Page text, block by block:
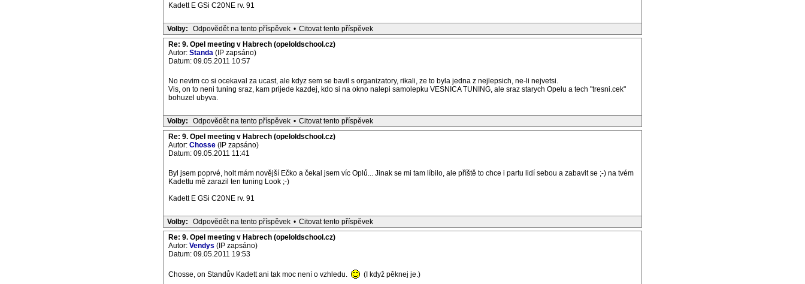
Kadett E GSi C20NE rv. 91
Volby: Odpovědět na tento příspěvek • Citovat tento příspěvek
Re: 9. Opel meeting v Habrech (opeloldschool.cz)
Autor: Standa (IP zapsáno)
Datum: 09.05.2011 10:57
No nevim co si ocekaval za ucast, ale kdyz sem se bavil s organizatory, rikali, ze to byla jedna z nejlepsich, ne-li nejvetsi.
Vis, on to neni tuning sraz, kam prijede kazdej, kdo si na okno nalepi samolepku VESNICA TUNING, ale sraz starych Opelu a tech "tresni.cek"
bohuzel ubyva.
Volby: Odpovědět na tento příspěvek • Citovat tento příspěvek
Re: 9. Opel meeting v Habrech (opeloldschool.cz)
Autor: Chosse (IP zapsáno)
Datum: 09.05.2011 11:41
Byl jsem poprvé, holt mám novější Ečko a čekal jsem víc Oplů... Jinak se mi tam líbilo, ale příště to chce i partu lidí sebou a zabavit se ;-) na tvém
Kadettu mě zarazil ten tuning Look ;-)
Kadett E GSi C20NE rv. 91
Volby: Odpovědět na tento příspěvek • Citovat tento příspěvek
Re: 9. Opel meeting v Habrech (opeloldschool.cz)
Autor: Vendys (IP zapsáno)
Datum: 09.05.2011 19:53
Chosse, on Standův Kadett ani tak moc není o vzhledu.
(I když pěknej je.)